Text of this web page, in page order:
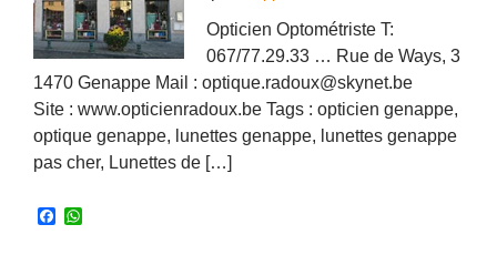
Opticien Optométriste T:
067/77.29.33 … Rue de Ways, 3
1470 Genappe Mail : optique.radoux@skynet.be
Site : www.opticienradoux.be Tags : opticien genappe,
optique genappe, lunettes genappe, lunettes genappe
pas cher, Lunettes de […]
F